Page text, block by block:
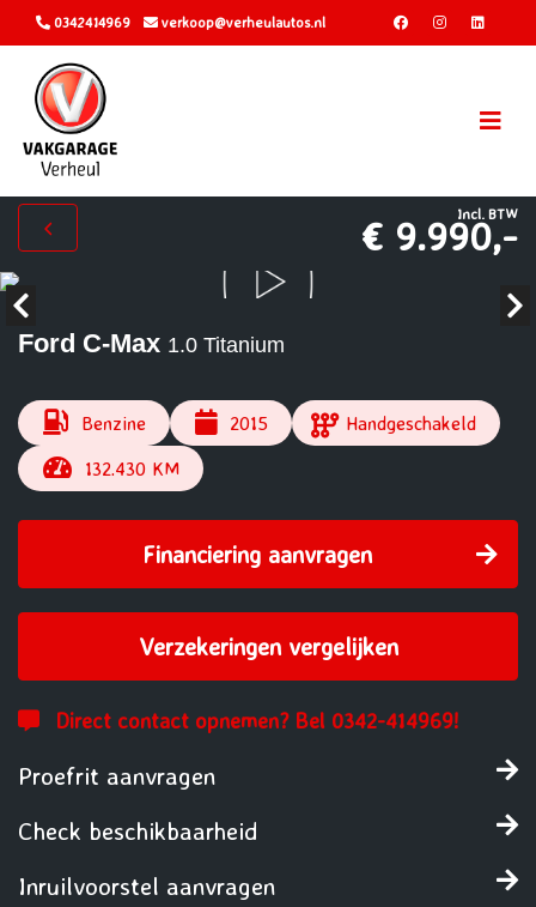
0342414969 verkoop@verheulautos.nl
Incl. BTW
€ 9.990,-
Ford C-Max 1.0 Titanium
Benzine 2015
Handgeschakeld
132.430 KM
Financiering aanvragen
Verzekeringen vergelijken
Direct contact opnemen? Bel 0342-414969!
Proefrit aanvragen
Check beschikbaarheid
Inruilvoorstel aanvragen